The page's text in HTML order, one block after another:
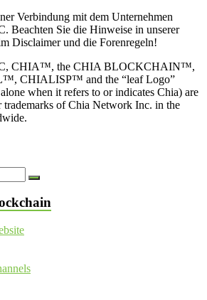
Verbindung mit dem Unternehmen
Sie die Hinweise in unserer
Disclaimer und die Forenregeln!
CHIA™, the CHIA BLOCKCHAIN™,
CHIALISP™ and the “leaf Logo”
when it refers to or indicates Chia) are
trademarks of Chia Network Inc. in the